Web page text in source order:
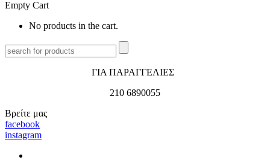
Empty Cart
No products in the cart.
ΓΙΑ ΠΑΡΑΓΓΕΛΙΕΣ
210 6890055
Βρείτε μας
facebook
instagram